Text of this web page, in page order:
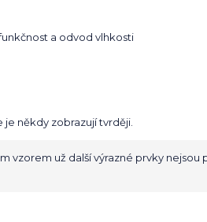
a odvod vlhkosti
někdy zobrazují tvrději.
vzorem už další výrazné prvky